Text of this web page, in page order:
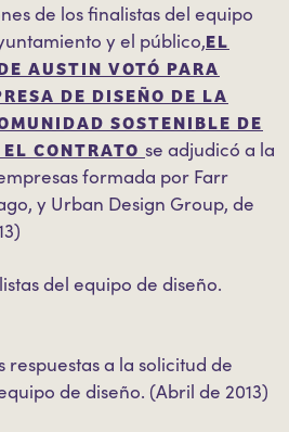
de los finalistas del equipo
y el público,EL
AUSTIN VOTÓ PARA
DE DISEÑO DE LA
SOSTENIBLE DE
CONTRATO se adjudicó a la
formada por Farr
y Urban Design Group, de
del equipo de diseño.
respuestas a la solicitud de
de diseño. (Abril de 2013)